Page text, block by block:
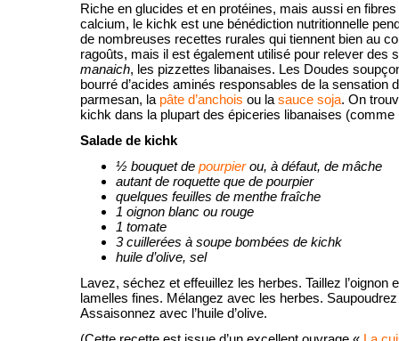
Riche en glucides et en protéines, mais aussi en
calcium, le kichk est une bénédiction nutritionnelle
de nombreuses recettes rurales qui tiennent bien au
ragoûts, mais il est également utilisé pour relever des
manaich, les pizzettes libanaises. Les Doudes
bourré d’acides aminés responsables de la sensation
parmesan, la pâte d’anchois ou la sauce soja. On
kichk dans la plupart des épiceries libanaises (comme
Salade de kichk
½ bouquet de pourpierou, à défaut, de mâche
autant de roquette que de pourpier
quelques feuilles de menthe fraîche
1 oignon blanc ou rouge
1 tomate
3 cuillerées à soupe bombées de kichk
huile d’olive, sel
Lavez, séchez et effeuillez les herbes. Taillez l’oignon
lamelles fines. Mélangez avec les herbes.
Assaisonnez avec l’huile d’olive.